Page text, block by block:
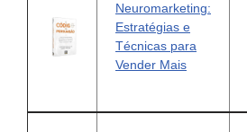
Neuromarketing:
Estratégias e
Técnicas para
Vender Mais